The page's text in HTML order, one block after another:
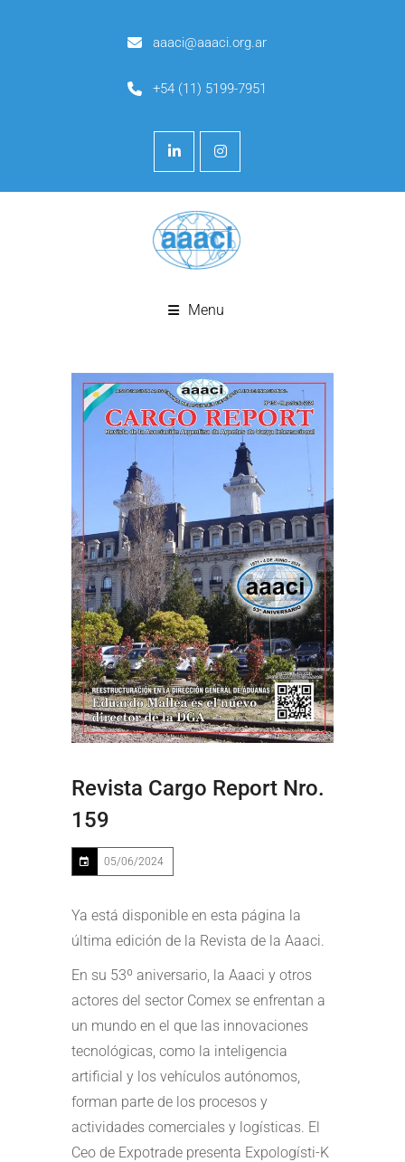
aaaci@aaaci.org.ar
+54 (11) 5199-7951
Menu
Revista Cargo Report Nro.
159
05/06/2024
Ya está disponible en esta página la
última edición de la Revista de la Aaaci.
En su 53º aniversario, la Aaaci y otros
actores del sector Comex se enfrentan a
un mundo en el que las innovaciones
tecnológicas, como la inteligencia
artificial y los vehículos autónomos,
forman parte de los procesos y
actividades comerciales y logísticas. El
Ceo de Expotrade presenta Expologísti-K